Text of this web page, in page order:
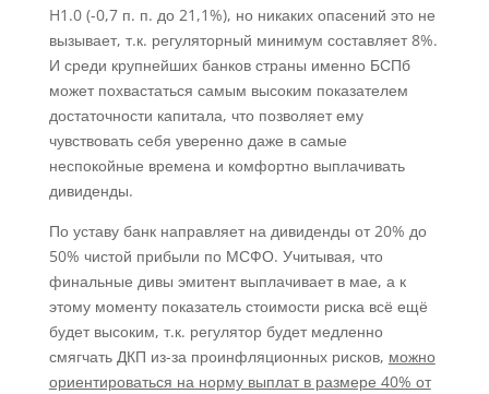
H1.0 (-0,7 п. п. до 21,1%), но никаких опасений это не
вызывает, т.к. регуляторный минимум составляет 8%.
И среди крупнейших банков страны именно БСПб
может похвастаться самым высоким показателем
достаточности капитала, что позволяет ему
чувствовать себя уверенно даже в самые
неспокойные времена и комфортно выплачивать
дивиденды.
По уставу банк направляет на дивиденды от 20% до
50% чистой прибыли по МСФО. Учитывая, что
финальные дивы эмитент выплачивает в мае, а к
этому моменту показатель стоимости риска всё ещё
будет высоким, т.к. регулятор будет медленно
смягчать ДКП из-за проинфляционных рисков, можно
ориентироваться на норму выплат в размере 40% от